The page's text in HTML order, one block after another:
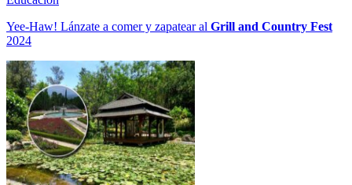
Yee-Haw! Lánzate a comer y zapatear al Grill and Country Fest
2024